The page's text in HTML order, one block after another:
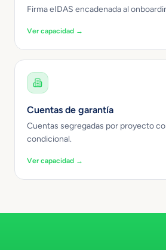
Firma eIDAS encadenada al
Ver capacidad →
Cuentas de garantía
Cuentas segregadas por proyecto
condicional.
Ver capacidad →